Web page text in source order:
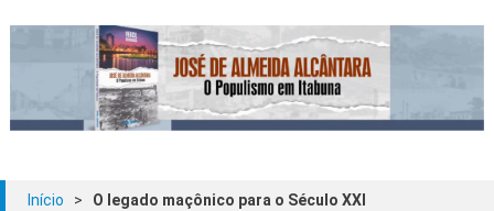
Início > O legado maçônico para o Século XXI